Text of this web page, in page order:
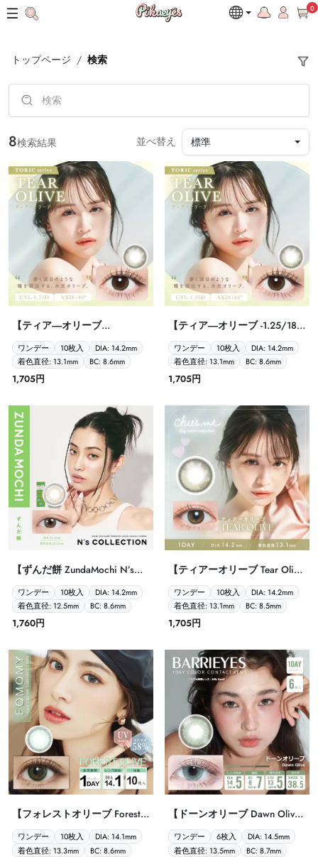
0
トップページ 検索
8検索結果 並べ替え 標準
【ティア―オリーブ
-0.75/180° Chu’s me
TORIC（乱視） 1day 10P】
ワンデー 10枚入
DIA: 14.2mm
着色直径: 13.1mm
BC: 8.6mm
1,705円
【ティア―オリーブ -1.25/180°
Chu’s me TORIC（乱視） 1day
10P】
ワンデー 10枚入
DIA: 14.2mm
着色直径: 13.1mm
BC: 8.6mm
1,705円
【ずんだ餅 ZundaMochi N’s
COLLECTION 1day 10P】
ワンデー 10枚入
DIA: 14.2mm
着色直径: 12.5mm
BC: 8.6mm
1,760円
【ティアーオリーブ Tear Olive
Chu's me 1day チューズミー 10
枚入】
ワンデー 10枚入
DIA: 14.2mm
着色直径: 13.1mm
BC: 8.5mm
1,705円
【フォレストオリーブ Forest
Olive FOMOMY iris 1day フォモ
ミ アイリス 10枚入】
ワンデー 10枚入
DIA: 14.1mm
着色直径: 13.3mm
BC: 8.6mm
【ドーンオリーブ Dawn Olive
Barrieyes 1dayバーリーアイズ
クラシックシリーズ 6枚入】
ワンデー 6枚入
DIA: 14.5mm
着色直径: 13.5mm
BC: 8.7mm